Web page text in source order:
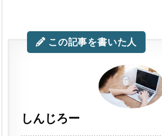
この記事を書いた人
しんじろー